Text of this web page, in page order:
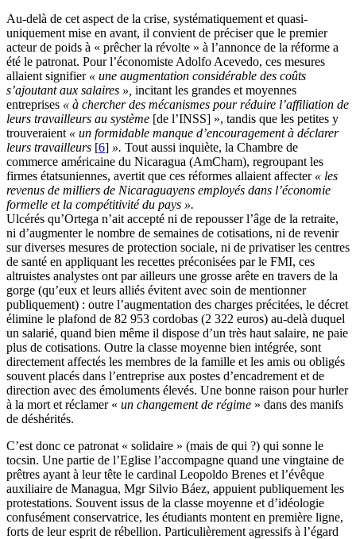
Au-delà de cet aspect de la crise, systématiquement et quasi-
uniquement mise en avant, il convient de préciser que le premier
acteur de poids à « prêcher la révolte » à l’annonce de la réforme a
été le patronat. Pour l’économiste Adolfo Acevedo, ces mesures
allaient signifier « une augmentation considérable des coûts
s’ajoutant aux salaires », incitant les grandes et moyennes
entreprises « à chercher des mécanismes pour réduire l’affiliation de
leurs travailleurs au système [de l’INSS] », tandis que les petites y
trouveraient « un formidable manque d’encouragement à déclarer
leurs travailleurs [6] ». Tout aussi inquiète, la Chambre de
commerce américaine du Nicaragua (AmCham), regroupant les
firmes étatsuniennes, avertit que ces réformes allaient affecter « les
revenus de milliers de Nicaraguayens employés dans l’économie
formelle et la compétitivité du pays ».
Ulcérés qu’Ortega n’ait accepté ni de repousser l’âge de la retraite,
ni d’augmenter le nombre de semaines de cotisations, ni de revenir
sur diverses mesures de protection sociale, ni de privatiser les centres
de santé en appliquant les recettes préconisées par le FMI, ces
altruistes analystes ont par ailleurs une grosse arête en travers de la
gorge (qu’eux et leurs alliés évitent avec soin de mentionner
publiquement) : outre l’augmentation des charges précitées, le décret
élimine le plafond de 82 953 cordobas (2 322 euros) au-delà duquel
un salarié, quand bien même il dispose d’un très haut salaire, ne paie
plus de cotisations. Outre la classe moyenne bien intégrée, sont
directement affectés les membres de la famille et les amis ou obligés
souvent placés dans l’entreprise aux postes d’encadrement et de
direction avec des émoluments élevés. Une bonne raison pour hurler
à la mort et réclamer « un changement de régime » dans des manifs
de déshérités.
C’est donc ce patronat « solidaire » (mais de qui ?) qui sonne le
tocsin. Une partie de l’Eglise l’accompagne quand une vingtaine de
prêtres ayant à leur tête le cardinal Leopoldo Brenes et l’évêque
auxiliaire de Managua, Mgr Silvio Báez, appuient publiquement les
protestations. Souvent issus de la classe moyenne et d’idéologie
confusément conservatrice, les étudiants montent en première ligne,
forts de leur esprit de rébellion. Particulièrement agressifs à l’égard